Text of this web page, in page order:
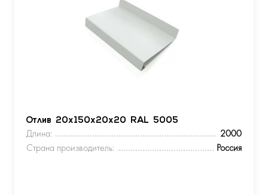
Отлив 20х150х20х20 RAL 5005
Длина:
2000
Страна производитель:
Россия